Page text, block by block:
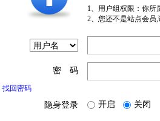
1、用户组权限：你所
2、您还不是站点会员
密 码
找回密码
隐身登录 开启 关闭